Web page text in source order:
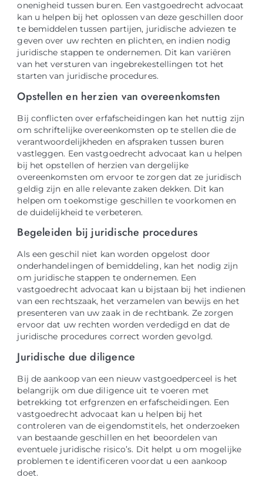
onenigheid tussen buren. Een vastgoedrecht advocaat
kan u helpen bij het oplossen van deze geschillen door
te bemiddelen tussen partijen, juridische adviezen te
geven over uw rechten en plichten, en indien nodig
juridische stappen te ondernemen. Dit kan variëren
van het versturen van ingebrekestellingen tot het
starten van juridische procedures.
Opstellen en herzien van overeenkomsten
Bij conflicten over erfafscheidingen kan het nuttig zijn
om schriftelijke overeenkomsten op te stellen die de
verantwoordelijkheden en afspraken tussen buren
vastleggen. Een vastgoedrecht advocaat kan u helpen
bij het opstellen of herzien van dergelijke
overeenkomsten om ervoor te zorgen dat ze juridisch
geldig zijn en alle relevante zaken dekken. Dit kan
helpen om toekomstige geschillen te voorkomen en
de duidelijkheid te verbeteren.
Begeleiden bij juridische procedures
Als een geschil niet kan worden opgelost door
onderhandelingen of bemiddeling, kan het nodig zijn
om juridische stappen te ondernemen. Een
vastgoedrecht advocaat kan u bijstaan bij het indienen
van een rechtszaak, het verzamelen van bewijs en het
presenteren van uw zaak in de rechtbank. Ze zorgen
ervoor dat uw rechten worden verdedigd en dat de
juridische procedures correct worden gevolgd.
Juridische due diligence
Bij de aankoop van een nieuw vastgoedperceel is het
belangrijk om due diligence uit te voeren met
betrekking tot erfgrenzen en erfafscheidingen. Een
vastgoedrecht advocaat kan u helpen bij het
controleren van de eigendomstitels, het onderzoeken
van bestaande geschillen en het beoordelen van
eventuele juridische risico’s. Dit helpt u om mogelijke
problemen te identificeren voordat u een aankoop
doet.